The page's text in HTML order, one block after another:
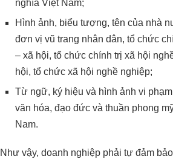
nghĩa Việt Nam;
Hình ảnh, biểu tượng, tên của nhà
đơn vị vũ trang nhân dân, tổ chức
– xã hội, tổ chức chính trị xã hội
hội, tổ chức xã hội nghề nghiệp;
Từ ngữ, ký hiệu và hình ảnh vi
văn hóa, đạo đức và thuần phong
Nam.
Như vậy, doanh nghiệp phải tự đảm